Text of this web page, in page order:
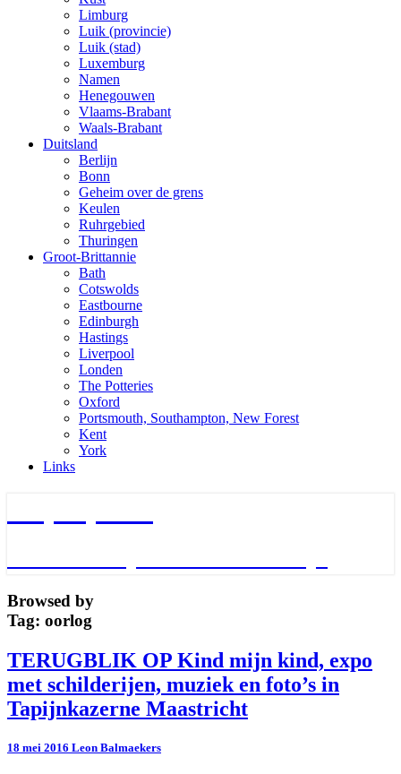
Limburg
Luik (provincie)
Luik (stad)
Luxemburg
Namen
Henegouwen
Vlaams-Brabant
Waals-Brabant
Duitsland
Berlijn
Bonn
Geheim over de grens
Keulen
Ruhrgebied
Thuringen
Groot-Brittannie
Bath
Cotswolds
Eastbourne
Edinburgh
Hastings
Liverpool
Londen
The Potteries
Oxford
Portsmouth, Southampton, New Forest
Kent
York
Links
Browsed by
Tag: oorlog
TERUGBLIK
OP
Kind
mijn
kind,
met
TERUGBLIK OP Kind mijn kind, expo
met schilderijen, muziek en foto’s in
Tapijnkazerne Maastricht
18 mei 2016 Leon Balmaekers